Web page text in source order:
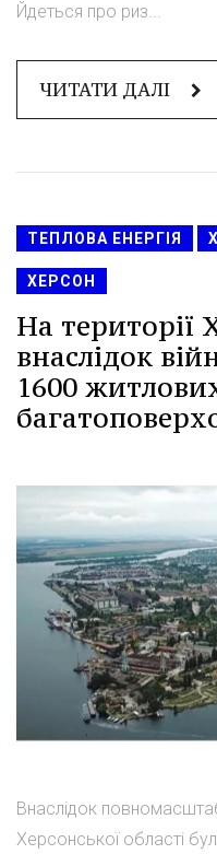
Йдеться про риз...
ЧИТАТИ ДАЛІ
ТЕПЛОВА ЕНЕРГІЯ
ХЕРСОН
На
внаслідок
1600
Внаслідок
Херсонської області